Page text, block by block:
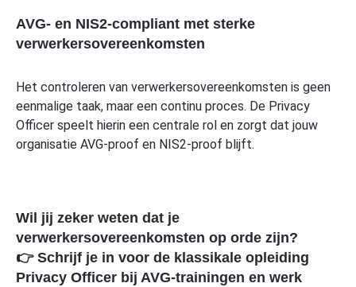
AVG- en NIS2-compliant met sterke
verwerkersovereenkomsten
Het controleren van verwerkersovereenkomsten is geen
eenmalige taak, maar een continu proces. De Privacy
Officer speelt hierin een centrale rol en zorgt dat jouw
organisatie AVG-proof en NIS2-proof blijft.
Wil jij zeker weten dat je
verwerkersovereenkomsten op orde zijn?
👉 Schrijf je in voor de klassikale opleiding
Privacy Officer bij AVG-trainingen en werk